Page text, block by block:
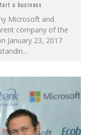
a business
Microsoft and
company of the
January 23, 2017
...